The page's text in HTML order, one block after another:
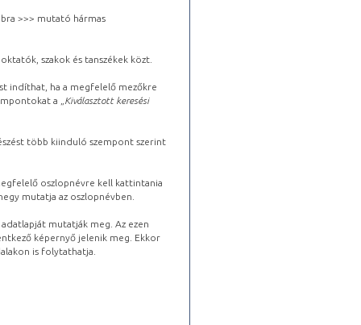
>>> mutató hármas
szakok és tanszékek közt.
indíthat, ha a megfelelő mezőkre
a „ Kiválasztott keresési
több kiinduló szempont szerint
oszlopnévre kell kattintania
mutatja az oszlopnévben.
mutatják meg. Az ezen
képernyő jelenik meg. Ekkor
is folytathatja.